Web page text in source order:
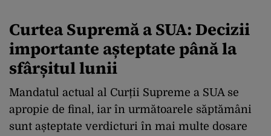
Curtea Supremă a SUA: Decizii
importante așteptate până la
sfârșitul lunii
Mandatul actual al Curții Supreme a SUA se
apropie de final, iar în următoarele săptămâni
sunt așteptate verdicturi în mai multe dosare